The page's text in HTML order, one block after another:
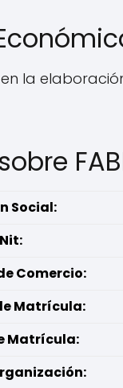
la
Social:
Nit:
Comercio:
Matrícula:
Matrícula: